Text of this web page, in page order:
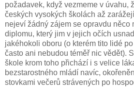
požadavek, když vezmeme v úvahu,
českých vysokých školách až
nejeví žádný zájem se opravdu něco
diplomu, který jim v jejich očích
jakéhokoli oboru (o kterém tito lidé
často ani nebudou téměř nic vědět).
škole krom toho přichází i s velice
bezstarostného mládí navíc,
stovkami večerů strávených po